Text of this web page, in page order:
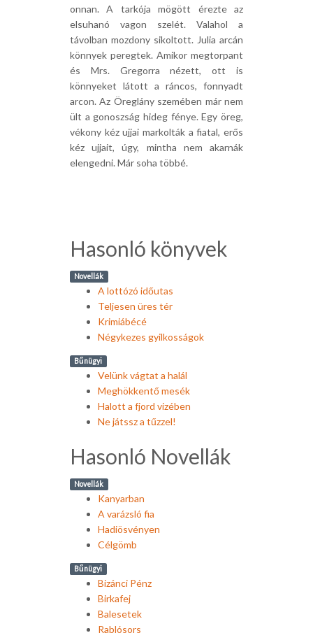
onnan. A tarkója mögött érezte az
elsuhanó vagon szelét. Valahol a
távolban mozdony sikoltott. Julia arcán
könnyek peregtek. Amikor megtorpant
és Mrs. Gregorra nézett, ott is
könnyeket látott a ráncos, fonnyadt
arcon. Az Öreglány szemében már nem
ült a gonoszság hideg fénye. Egy öreg,
vékony kéz ujjai markolták a fiatal, erős
kéz ujjait, úgy, mintha nem akarnák
elengedni. Már soha többé.
Hasonló könyvek
Novellák
A lottózó időutas
Teljesen üres tér
Krimiábécé
Négykezes gyilkosságok
Bűnügyi
Velünk vágtat a halál
Meghökkentő mesék
Halott a fjord vizében
Ne játssz a tűzzel!
Hasonló Novellák
Novellák
Kanyarban
A varázsló fia
Hadiösvényen
Célgömb
Bűnügyi
Bizánci Pénz
Birkafej
Balesetek
Rablósors